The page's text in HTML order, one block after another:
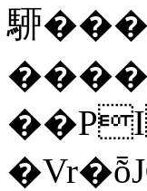
駵